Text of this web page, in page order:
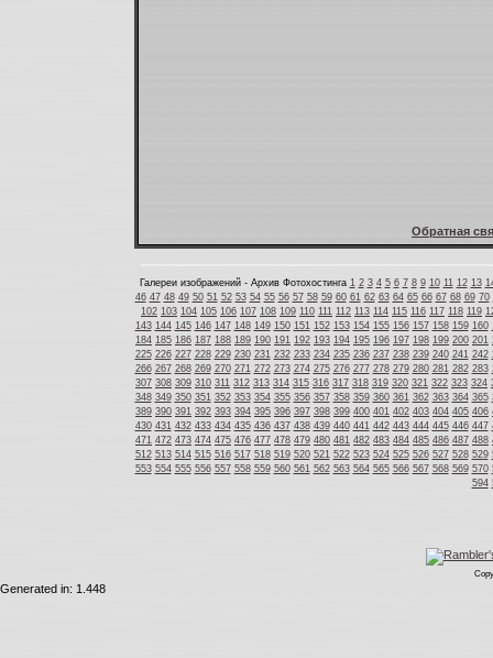
Обратная
Галереи изображений - Архив Фотохостинга 1 2 3 4 5 6 7 8 9 10 11 12 13
46 47 48 49 50 51 52 53 54 55 56 57 58 59 60 61 62 63 64 65 66 67 68 69 70
102 103 104 105 106 107 108 109 110 111 112 113 114 115 116 117 118 119
143 144 145 146 147 148 149 150 151 152 153 154 155 156 157 158 159 160
184 185 186 187 188 189 190 191 192 193 194 195 196 197 198 199 200 201
225 226 227 228 229 230 231 232 233 234 235 236 237 238 239 240 241 242
266 267 268 269 270 271 272 273 274 275 276 277 278 279 280 281 282 283
307 308 309 310 311 312 313 314 315 316 317 318 319 320 321 322 323 324
348 349 350 351 352 353 354 355 356 357 358 359 360 361 362 363 364 365
389 390 391 392 393 394 395 396 397 398 399 400 401 402 403 404 405 406
430 431 432 433 434 435 436 437 438 439 440 441 442 443 444 445 446 447
471 472 473 474 475 476 477 478 479 480 481 482 483 484 485 486 487 488
512 513 514 515 516 517 518 519 520 521 522 523 524 525 526 527 528 529
553 554 555 556 557 558 559 560 561 562 563 564 565 566 567 568 569 570
594
Generated in: 1.448